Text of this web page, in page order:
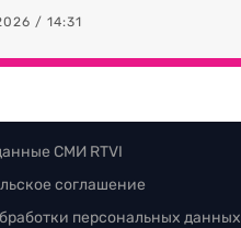
/ 14:31
СМИ RTVI
соглашение
персональных данных